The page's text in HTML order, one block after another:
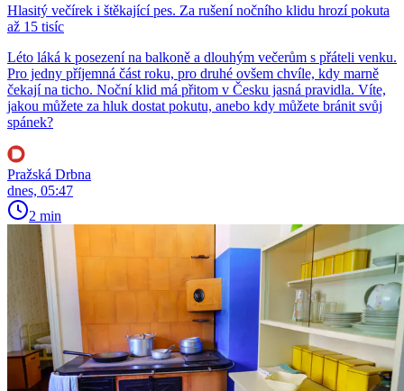
Hlasitý večírek i štěkající pes. Za rušení nočního klidu hrozí pokuta
až 15 tisíc
Léto láká k posezení na balkoně a dlouhým večerům s přáteli venku.
Pro jedny příjemná část roku, pro druhé ovšem chvíle, kdy marně
čekají na ticho. Noční klid má přitom v Česku jasná pravidla. Víte,
jakou můžete za hluk dostat pokutu, anebo kdy můžete bránit svůj
spánek?
Pražská Drbna
dnes, 05:47
2 min